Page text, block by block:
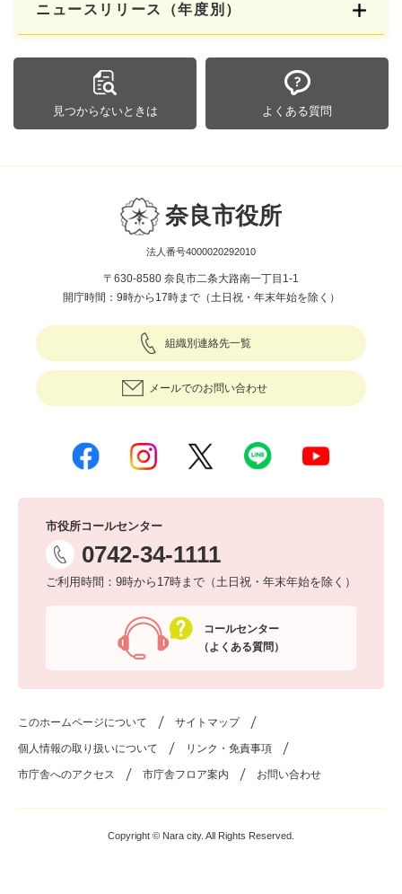
ニュースリリース（年度別）
見つからないときは よくある質問
奈良市役所
法人番号4000020292010
〒630-8580 奈良市二条大路南一丁目1-1
開庁時間：9時から17時まで（土日祝・年末年始を除く）
組織別連絡先一覧
メールでのお問い合わせ
市役所コールセンター
0742-34-1111
ご利用時間：9時から17時まで（土日祝・年末年始を除く）
コールセンター
（よくある質問）
このホームページについて サイトマップ
個人情報の取り扱いについて リンク・免責事項
市庁舎へのアクセス 市庁舎フロア案内 お問い合わせ
Copyright © Nara city. All Rights Reserved.